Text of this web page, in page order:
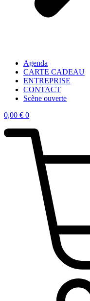
Agenda
CARTE CADEAU
ENTREPRISE
CONTACT
Scène ouverte
0,00 € 0